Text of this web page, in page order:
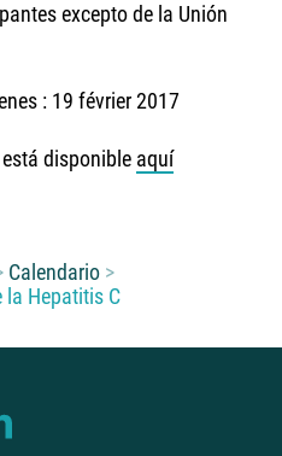
excepto de la Unión
: 19 février 2017
disponible aquí
Calendario
la Hepatitis C